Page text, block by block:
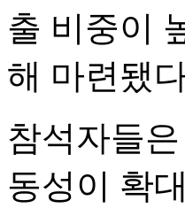
출 비중이
해 마련됐
참석자들
동성이 확